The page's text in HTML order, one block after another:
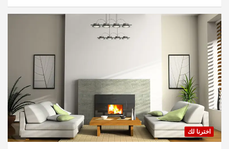
اخترنا لك